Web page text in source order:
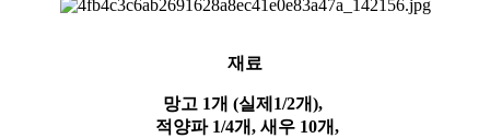
재료
망고 1개 (실제1/2개),
적양파 1/4개, 새우 10개,